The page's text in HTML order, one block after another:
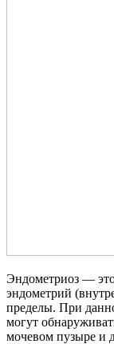
Эндометриоз — это
эндометрий
пределы. При
могут
мочевом пузыре и